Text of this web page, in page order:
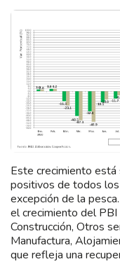
Este crecimiento
positivos de todos
excepción de la
el crecimiento del
Construcción, Otros
Manufactura,
que refleja una